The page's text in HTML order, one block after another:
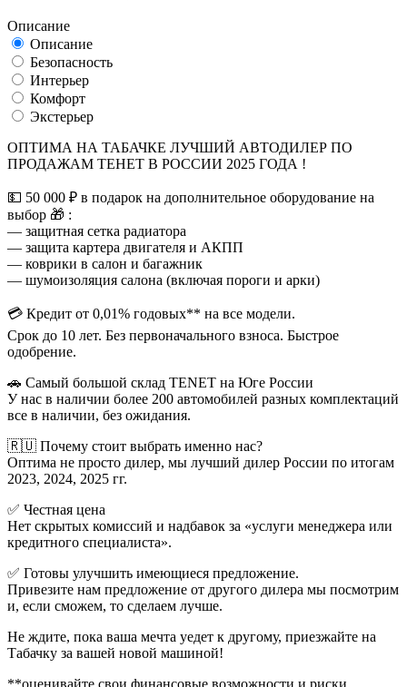
Описание
Описание
Безопасность
Интерьер
Комфорт
Экстерьер
ОПТИМА НА ТАБАЧКЕ ЛУЧШИЙ АВТОДИЛЕР ПО
ПРОДАЖАМ ТЕНЕТ В РОССИИ 2025 ГОДА !
💵 50 000 ₽ в подарок на дополнительное оборудование на
выбор 🎁 :
— защитная сетка радиатора
— защита картера двигателя и АКПП
— коврики в салон и багажник
— шумоизоляция салона (включая пороги и арки)
💳 Кредит от 0,01% годовых** на все модели.
Срок до 10 лет. Без первоначального взноса. Быстрое
одобрение.
🚗 Самый большой склад TENET на Юге России
У нас в наличии более 200 автомобилей разных комплектаций
все в наличии, без ожидания.
🇷🇺 Почему стоит выбрать именно нас?
Оптима не просто дилер, мы лучший дилер России по итогам
2023, 2024, 2025 гг.
✅ Честная цена
Нет скрытых комиссий и надбавок за «услуги менеджера или
кредитного специалиста».
✅ Готовы улучшить имеющиеся предложение.
Привезите нам предложение от другого дилера мы посмотрим
и, если сможем, то сделаем лучше.
Не ждите, пока ваша мечта уедет к другому, приезжайте на
Табачку за вашей новой машиной!
**оценивайте свои финансовые возможности и риски.